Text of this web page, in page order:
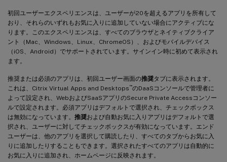
初回ユーザーエクスペリエンスは、ユーザーが20を超えるアプリを所有して
おり、それらのいずれもお気に入りに追加していない場合にアクティブにな
ります。このエクスペリエンスは、すべてのブラウザとネイティブクライア
ント（Mac、Windows、Linux、ChromeOS）、およびモバイルデバイス
（iOS、Android）でサポートされています。サインイン時に初めて表示され
ます。
推奨または必須のアプリは、初回ユーザー画面の推奨タブに表示されます。
これは、Citrix Virtual Apps and Desktops ™のDaaSコンソールで管理者に
よって設定され、WebおよびSaaSアプリのSecure Private Accessコンソー
ルで設定されます。必須アプリはデフォルトで選択され、チェックボックス
は無効になっています。 推奨および自動お気に入りアプリはデフォルトで選
択され、ユーザーに対してチェックボックスが有効になっています。エンド
ユーザーは、他のアプリを選択して購読したり、すべてのタブからお気に入
りに追加したりすることもできます。選択されたすべてのアプリは自動的に
お気に入りに追加され、ホームページに反映されます。